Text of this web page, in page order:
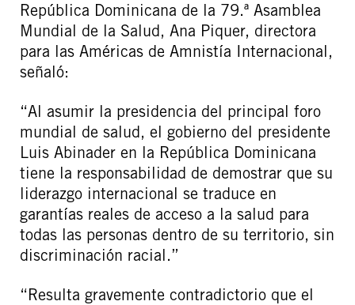
República Dominicana de la 79.ª Asamblea
Mundial de la Salud, Ana Piquer, directora
para las Américas de Amnistía Internacional,
señaló:
“Al asumir la presidencia del principal foro
mundial de salud, el gobierno del presidente
Luis Abinader en la República Dominicana
tiene la responsabilidad de demostrar que su
liderazgo internacional se traduce en
garantías reales de acceso a la salud para
todas las personas dentro de su territorio, sin
discriminación racial.”
“Resulta gravemente contradictorio que el